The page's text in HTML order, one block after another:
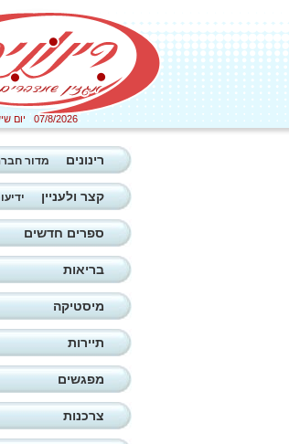
07/8/2026 יום שישי
רינונים מדור
קצר ולעניין
ספרים חדשים
בריאות
מיסטיקה
תיירות
מפגשים
צרכנות